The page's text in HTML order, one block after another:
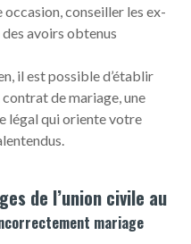
conseiller les ex-
avoirs obtenus
il est possible d’établir
contrat de mariage, une
légal qui oriente votre
de l’union civile au
mariage